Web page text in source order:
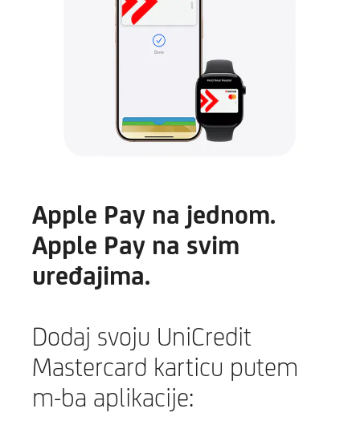
Apple Pay na jednom.
Apple Pay na svim
uređajima.
Dodaj svoju UniCredit
Mastercard karticu putem
m-ba aplikacije: